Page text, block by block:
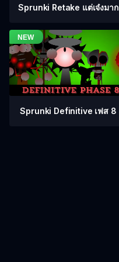
Sprunki Retake แต่เจ๋งมาก
Sprunki Definitive เฟส 8